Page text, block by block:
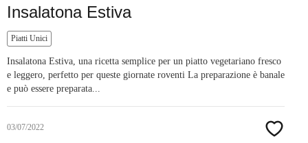
Insalatona Estiva
Piatti Unici
Insalatona Estiva, una ricetta semplice per un piatto vegetariano fresco
e leggero, perfetto per queste giornate roventi La preparazione è banale
e può essere preparata...
03/07/2022